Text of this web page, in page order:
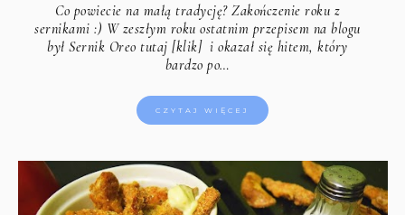
Co powiecie na małą tradycję? Zakończenie roku z
sernikami :) W zeszłym roku ostatnim przepisem na blogu
byłSernik Oreo tutaj [klik]i okazał się hitem, który
bardzo po…
CZYTAJ WIĘCEJ